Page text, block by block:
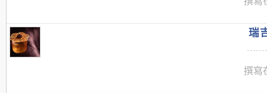
瑞
撰寫